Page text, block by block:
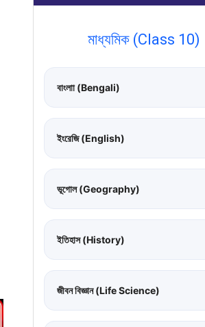
মাধ্যমিক (Class 10)
বাংলাা (Bengali)
ইংরেজি (English)
ভূগোল (Geography)
ইতিহাস (History)
জীবন বিজ্ঞান (Life Science)